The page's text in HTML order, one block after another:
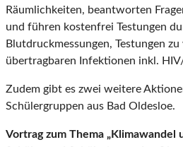
Räumlichkeiten, beantworten
und führen kostenfrei Testungen
Blutdruckmessungen, Testungen zu
übertragbaren Infektionen inkl.
Zudem gibt es zwei weitere
Schülergruppen aus Bad Oldesloe.
Vortrag zum Thema „Klimawandel